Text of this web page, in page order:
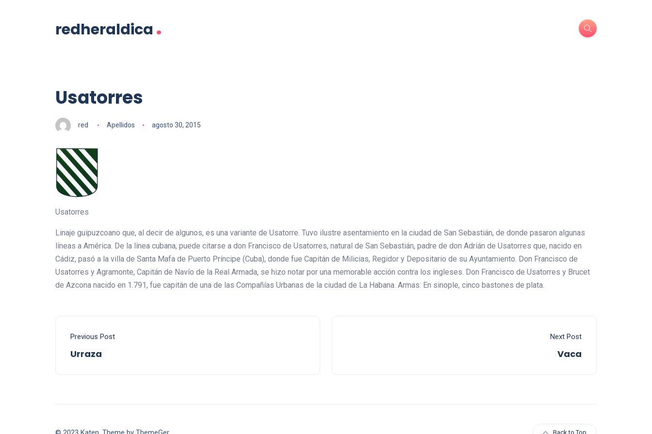
redheraldica .
Usatorres
red Apellidos agosto 30, 2015
Usatorres
Linaje guipuzcoano que, al decir de algunos, es una variante de Usatorre. Tuvo ilustre asentamiento en la ciudad de San Sebastián, de donde pasaron algunas
líneas a América. De la línea cubana, puede citarse a don Francisco de Usatorres, natural de San Sebastián, padre de don Adrián de Usatorres que, nacido en
Cádiz, pasó a la villa de Santa Mafa de Puerto Príncipe (Cuba), donde fue Capitán de Milicias, Regidor y Depositario de su Ayuntamiento. Don Francisco de
Usatorres y Agramonte, Capitán de Navío de la Real Armada, se hizo notar por una memorable acción contra los ingleses. Don Francisco de Usatorres y Brucet
de Azcona nacido en 1.791, fue capitán de una de las Compañías Urbanas de la ciudad de La Habana. Armas: En sinople, cinco bastones de plata.
Previous Post
Urraza
Next Post
Vaca
Back to Top